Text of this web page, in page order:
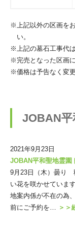
※上記以外の区画を
い。
※上記の墓石工事代
※完売となった区画
※価格は予告なく変
JOBAN平
2021年9月23日
JOBAN平和聖地霊園
9月23日（木）曇り
い花を咲かせていま
地案内係が不在の為
前にご予約を… ＞＞